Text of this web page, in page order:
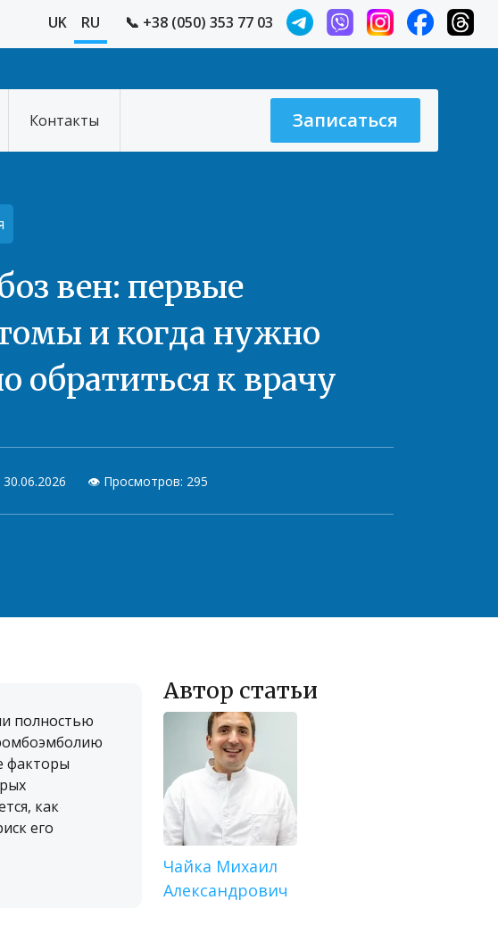
UK RU 📞 +38 (050) 353 77 03
Контакты Записаться
вен: первые
и когда нужно
обратиться к врачу
👁️ Просмотров: 295
полностью
факторы
как
его
Автор статьи
Чайка Михаил
Александрович